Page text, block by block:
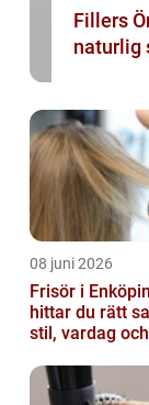
Fillers Örebro
naturlig
08 juni 2026
Frisör i
hittar du rätt
stil, vardag